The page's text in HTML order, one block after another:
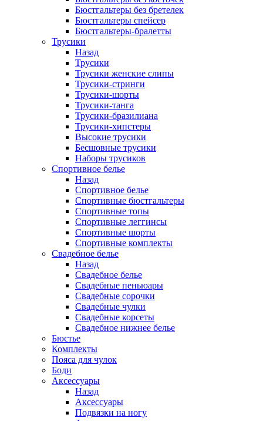
Бюстгальтеры без бретелек
Бюстгальтеры спейсер
Бюстгальтеры-бралетты
Трусики
Назад
Трусики
Трусики женские слипы
Трусики-стринги
Трусики-шорты
Трусики-танга
Трусики-бразилиана
Трусики-хипстеры
Высокие трусики
Бесшовные трусики
Наборы трусиков
Спортивное белье
Назад
Спортивное белье
Спортивные бюстгальтеры
Спортивные топы
Спортивные леггинсы
Спортивные шорты
Спортивные комплекты
Свадебное белье
Назад
Свадебное белье
Свадебные пеньюары
Свадебные сорочки
Свадебные чулки
Свадебные корсеты
Свадебное нижнее белье
Бюстье
Комплекты
Пояса для чулок
Боди
Аксессуары
Назад
Аксессуары
Подвязки на ногу